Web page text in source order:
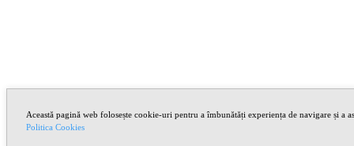
Această pagină web folosește cookie-uri pentru a îmbunătăți experiența de navigare și
Politica Cookies